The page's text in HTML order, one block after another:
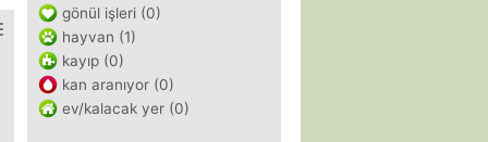
gönül işleri (0)
hayvan (1)
kayıp (0)
kan aranıyor (0)
ev/kalacak yer (0)